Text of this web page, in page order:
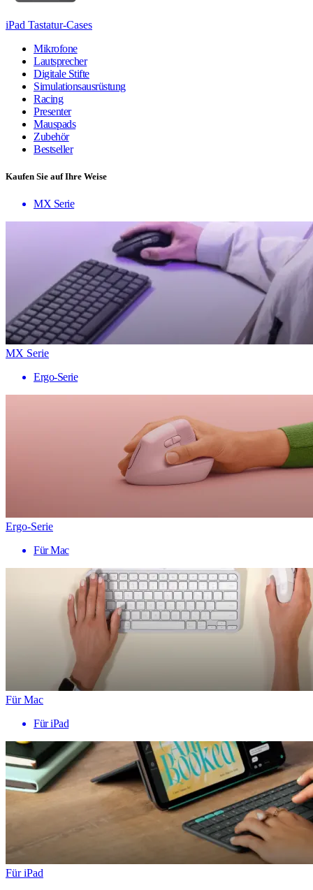
iPad Tastatur-Cases
Mikrofone
Lautsprecher
Digitale Stifte
Simulationsausrüstung
Racing
Presenter
Mauspads
Zubehör
Bestseller
Kaufen Sie auf Ihre Weise
MX Serie
MX Serie
Ergo-Serie
Ergo-Serie
Für Mac
Für Mac
Für iPad
Für iPad